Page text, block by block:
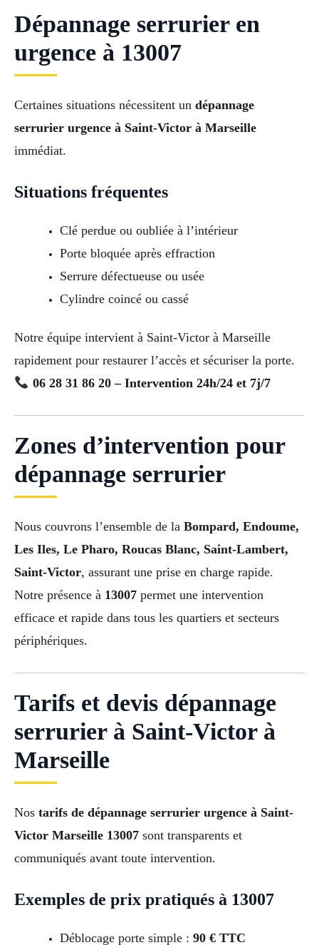
Dépannage serrurier en
urgence à 13007
Certaines situations nécessitent un dépannage
serrurier urgence à Saint-Victor à Marseille
immédiat.
Situations fréquentes
Clé perdue ou oubliée à l’intérieur
Porte bloquée après effraction
Serrure défectueuse ou usée
Cylindre coincé ou cassé
Notre équipe intervient à Saint-Victor à Marseille
rapidement pour restaurer l’accès et sécuriser la porte.
06 28 31 86 20 – Intervention 24h/24 et 7j/7
Zones d’intervention pour
dépannage serrurier
Nous couvrons l’ensemble de la Bompard, Endoume,
Les Iles, Le Pharo, Roucas Blanc, Saint-Lambert,
Saint-Victor, assurant une prise en charge rapide.
Notre présence à 13007 permet une intervention
efficace et rapide dans tous les quartiers et secteurs
périphériques.
Tarifs et devis dépannage
serrurier à Saint-Victor à
Marseille
Nos tarifs de dépannage serrurier urgence à Saint-
Victor Marseille 13007 sont transparents et
communiqués avant toute intervention.
Exemples de prix pratiqués à 13007
Déblocage porte simple : 90 € TTC